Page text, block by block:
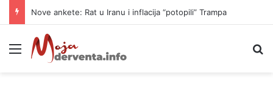
Nove ankete: Rat u Iranu i inflacija “potopili” Trampa
Meni